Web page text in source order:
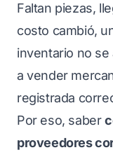
Faltan piezas,
costo cambió,
inventario no
a vender
registrada
Por eso, saber
proveedores